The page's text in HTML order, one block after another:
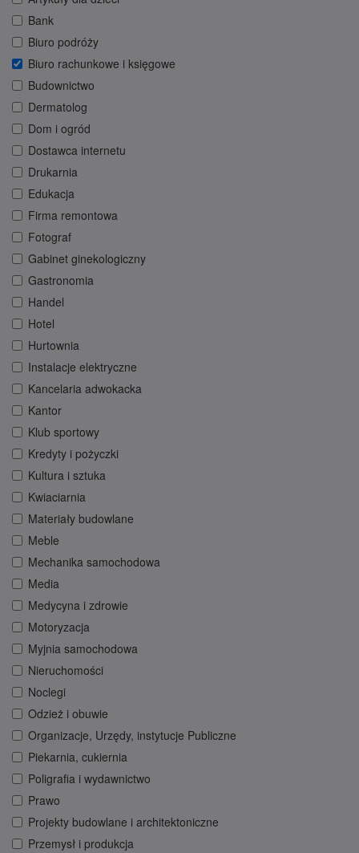
Bank
Biuro podróży
Biuro rachunkowe i księgowe
Budownictwo
Dermatolog
Dom i ogród
Dostawca internetu
Drukarnia
Edukacja
Firma remontowa
Fotograf
Gabinet ginekologiczny
Gastronomia
Handel
Hotel
Hurtownia
Instalacje elektryczne
Kancelaria adwokacka
Kantor
Klub sportowy
Kredyty i pożyczki
Kultura i sztuka
Kwiaciarnia
Materiały budowlane
Meble
Mechanika samochodowa
Media
Medycyna i zdrowie
Motoryzacja
Myjnia samochodowa
Nieruchomości
Noclegi
Odzież i obuwie
Organizacje, Urzędy, instytucje Publiczne
Piekarnia, cukiernia
Poligrafia i wydawnictwo
Prawo
Projekty budowlane i architektoniczne
Przemysł i produkcja